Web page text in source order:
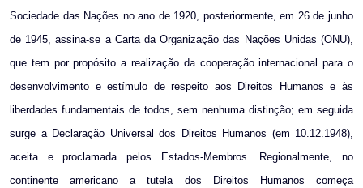
Sociedade das Nações no ano de 1920, posteriormente, em 26 de junho
de 1945, assina-se a Carta da Organização das Nações Unidas (ONU),
que tem por propósito a realização da cooperação internacional para o
desenvolvimento e estímulo de respeito aos Direitos Humanos e às
liberdades fundamentais de todos, sem nenhuma distinção; em seguida
surge a Declaração Universal dos Direitos Humanos (em 10.12.1948),
aceita e proclamada pelos Estados-Membros. Regionalmente, no
continente americano a tutela dos Direitos Humanos começa